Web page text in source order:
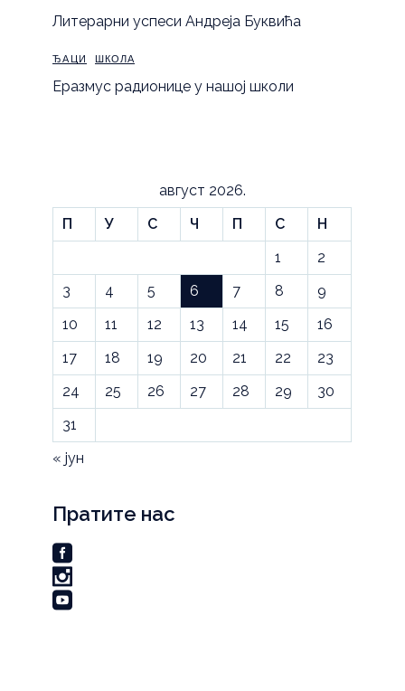
Литерарни успеси Андреја Буквића
ЂАЦИ ШКОЛА
Еразмус радионице у нашој школи
август 2026.
П
У С Ч П С
Н
1
2
3
4 5 6 7 8
9
10
11 12 13 14 15
16
17
18 19 20 21 22
23
24
25 26 27 28 29
30
31
« јун
Пратите нас